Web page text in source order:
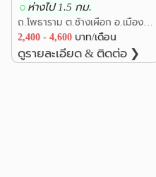
ห่างไป 1.5 กม.
ถ.โพธาราม ต.ช้างเผือก อ.เมืองเชียงใหม่ เชียงใหม่
2,400 - 4,600 บาท/เดือน
ดูรายละเอียด & ติดต่อ ❯